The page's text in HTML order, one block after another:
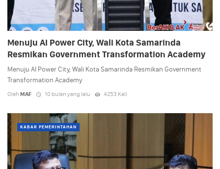
Menuju AI Power City, Wali Kota Samarinda
Resmikan Government Transformation Academy
Menuju AI Power City, Wali Kota Samarinda Resmikan Government
Transformation Academy
Oleh MAF 10 bulan yang lalu 4253 Kali
KABAR PEMERINTAHAN